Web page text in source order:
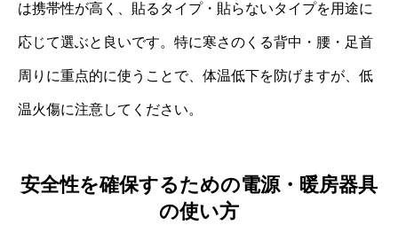
は携帯性が高く、貼るタイプ・貼らないタイプを用途に
応じて選ぶと良いです。特に寒さのくる背中・腰・足首
周りに重点的に使うことで、体温低下を防げますが、低
温火傷に注意してください。
安全性を確保するための電源・暖房器具
の使い方